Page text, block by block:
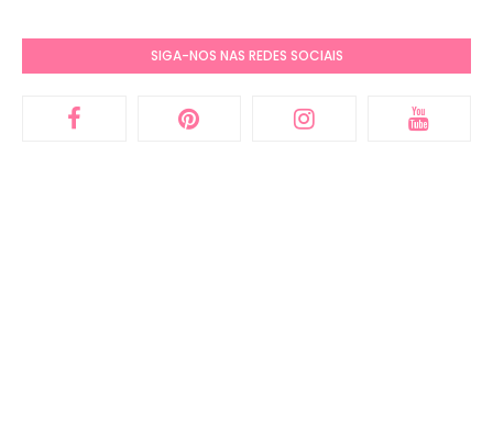
SIGA-NOS NAS REDES SOCIAIS